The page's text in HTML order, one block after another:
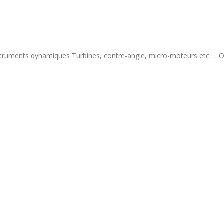
dynamiques Turbines, contre-angle, micro-moteurs etc …